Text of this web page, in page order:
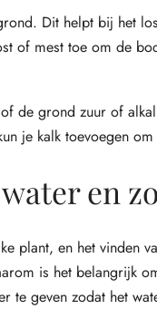
Dit helpt bij het
of mest toe om de
de grond zuur of
je kalk toevoegen
en
plant, en het vinden
is het belangrijk
te geven zodat het